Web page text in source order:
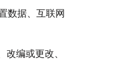
数据、互联网
编或更改、